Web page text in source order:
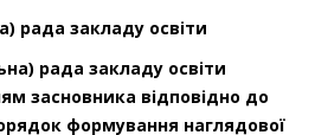
рада закладу освіти
рада закладу освіти
засновника відповідно до
формування наглядової